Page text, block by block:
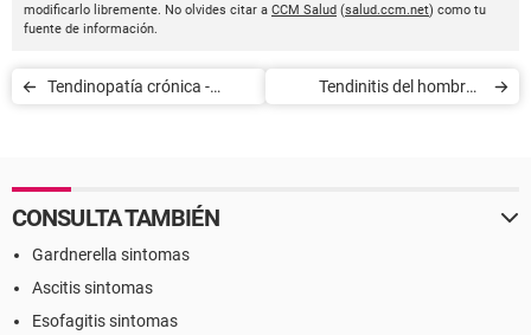
modificarlo libremente. No olvides citar a CCM Salud (salud.ccm.net) como tu
fuente de información.
Tendinopatía crónica -
Tendinitis del hombro -
CONSULTA TAMBIÉN
Gardnerella sintomas
Ascitis sintomas
Esofagitis sintomas